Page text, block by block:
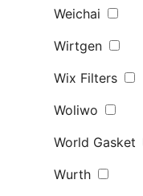
Weichai
Wirtgen
Wix Filters
Woliwo
World Gasket
Wurth